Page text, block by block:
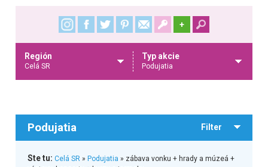
+
Región
Celá SR
Typ akcie
Podujatia
Podujatia Filter
Ste tu: Celá SR» Podujatia » zábava vonku + hrady a múzeá +